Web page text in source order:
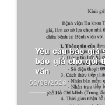
Yêu cầu báo giá
báo giá cho gói
vấn
03/08/2026